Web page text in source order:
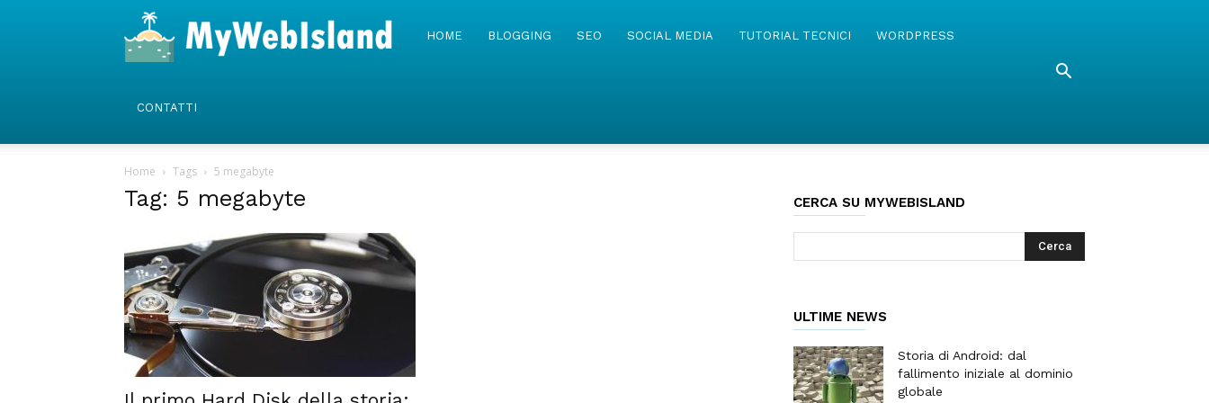
MyWebIsland
HOME BLOGGING SEO SOCIAL MEDIA TUTORIAL TECNICI WORDPRESS
CONTATTI
Home Tags 5 megabyte
Tag: 5 megabyte CERCA SU MYWEBISLAND
ULTIME NEWS
Storia di Android: dal
fallimento iniziale al dominio
globale